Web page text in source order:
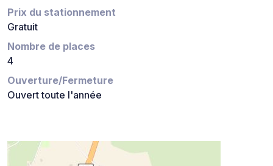
Prix du stationnement
Gratuit
Nombre de places
4
Ouverture/Fermeture
Ouvert toute l'année